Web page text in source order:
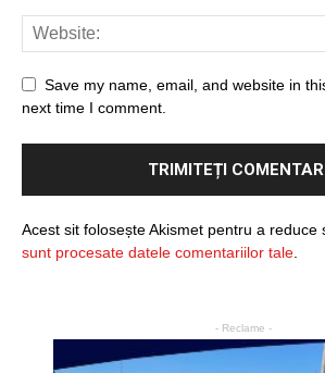
Save my name, email, and website in
next time I comment.
Acest sit folosește Akismet pentru a reduce
sunt procesate datele comentariilor tale.
- Reclame -